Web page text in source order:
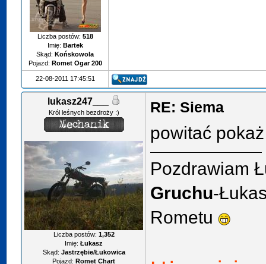
Liczba postów: 518
Imię: Bartek
Skąd: Końskowola
Pojazd: Romet Ogar 200
22-08-2011 17:45:51
lukasz247___
Król leśnych bezdroży :)
Liczba postów: 1,352
Imię: Łukasz
Skąd: Jastrzębie/Łukowica
Pojazd: Romet Chart
RE: Siema
powitać
Pozdrawiam
Gruchu-
Rometu